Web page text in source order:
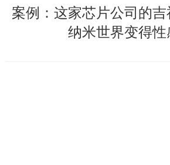
案例：这家芯片公司的
纳米世界变得性